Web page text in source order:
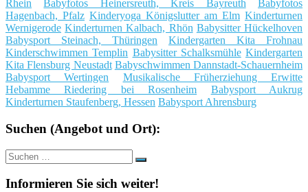
Rhein
Babyfotos Heinersreuth, Kreis Bayreuth
Babyfotos
Hagenbach, Pfalz Kinderyoga Königslutter am Elm Kinderturnen
Wernigerode Kinderturnen Kalbach, Rhön Babysitter Hückelhoven
Babysport Steinach, Thüringen
Kindergarten Kita Frohnau
Kinderschwimmen Templin Babysitter Schalksmühle Kindergarten
Kita Flensburg Neustadt Babyschwimmen Dannstadt-Schauernheim
Babysport Wertingen
Musikalische Früherziehung Erwitte
Hebamme Riedering bei Rosenheim
Babysport Aukrug
Kinderturnen Staufenberg, Hessen Babysport Ahrensburg
Suchen (Angebot und Ort):
Suche
nach:
Suchen
Informieren Sie sich weiter!